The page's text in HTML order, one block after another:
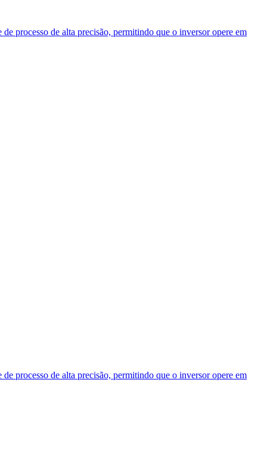
processo de alta precisão, permitindo que o inversor opere em
processo de alta precisão, permitindo que o inversor opere em